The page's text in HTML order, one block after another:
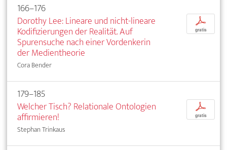
166–176
Dorothy Lee: Lineare und nicht-lineare
Kodifizierungen der Realität. Auf
Spurensuche nach einer Vordenkerin
der Medientheorie
Cora Bender
p
gratis
179–185
Welcher Tisch? Relationale Ontologien
affirmieren!
Stephan Trinkaus
p
gratis